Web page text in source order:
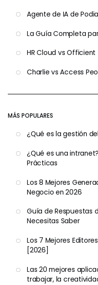
Agente de IA de
La Guía Completa
HR Cloud vs Officient
Charlie vs Access
MÁS POPULARES
¿Qué es la gestión
¿Qué es una
Prácticas
Los 8 Mejores
Negocio en 2026
Guía de Respuestas
Necesitas Saber
Los 7 Mejores
[2026]
Las 20 mejores
trabajar, la